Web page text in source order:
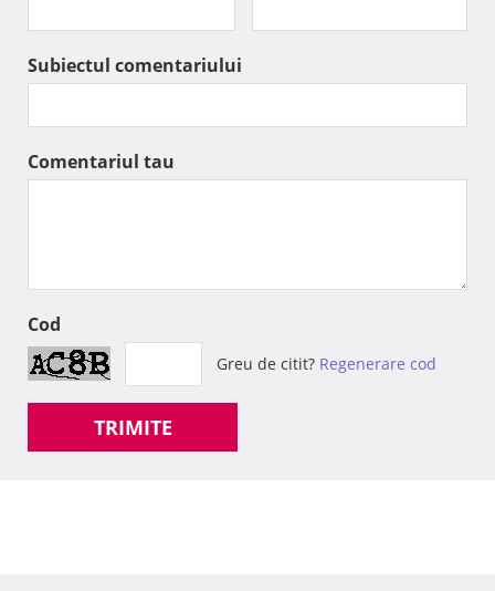
Subiectul comentariului
Comentariul tau
Cod
Greu de citit? Regenerare cod
TRIMITE